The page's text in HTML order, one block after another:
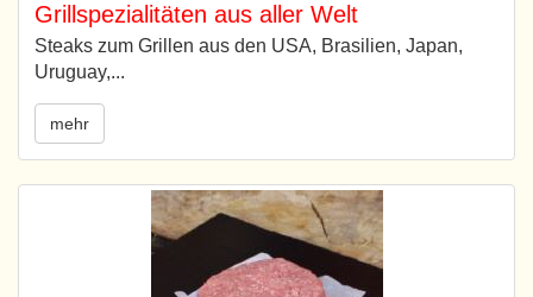
Grillspezialitäten aus aller Welt
Steaks zum Grillen aus den USA, Brasilien, Japan,
Uruguay,...
mehr